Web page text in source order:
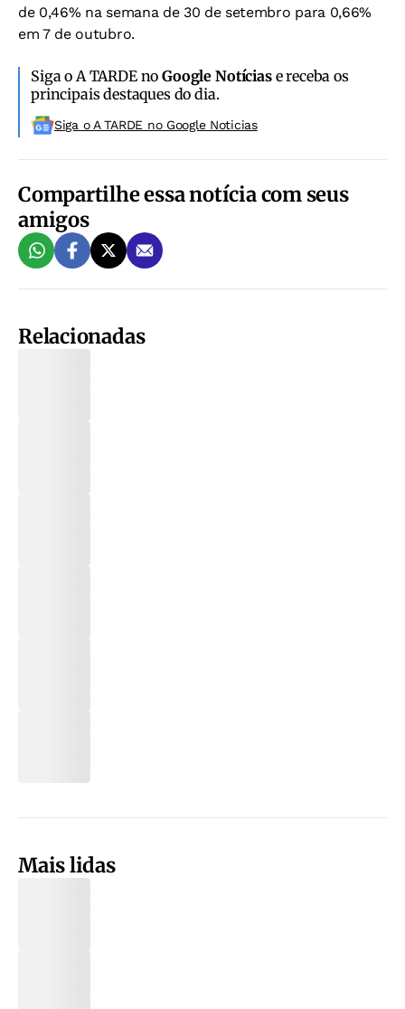
de 0,46% na semana de 30 de setembro para 0,66%
em 7 de outubro.
Siga o A TARDE noGoogle Notíciase receba os
principais destaques do dia.
Siga o A TARDE no Google Noticias
Compartilhe essa notícia com seus
amigos
Relacionadas
Mais lidas